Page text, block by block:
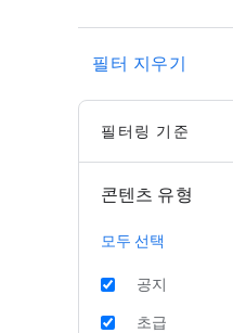
필터 지우기
필터링 기준
콘텐츠 유형
모두 선택
공지
초급